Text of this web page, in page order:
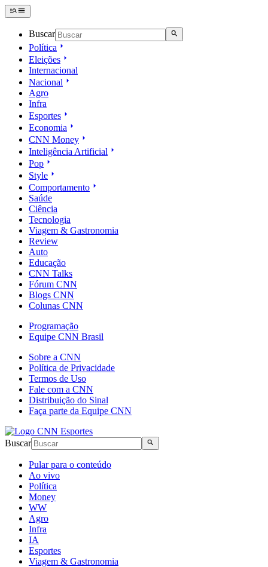
Buscar
Política
Eleições
Internacional
Nacional
Agro
Infra
Esportes
Economia
CNN Money
Inteligência Artificial
Pop
Style
Comportamento
Saúde
Ciência
Tecnologia
Viagem & Gastronomia
Review
Auto
Educação
CNN Talks
Fórum CNN
Blogs CNN
Colunas CNN
Programação
Equipe CNN Brasil
Sobre a CNN
Política de Privacidade
Termos de Uso
Fale com a CNN
Distribuição do Sinal
Faça parte da Equipe CNN
Buscar
Pular para o conteúdo
Ao vivo
Política
Money
WW
Agro
Infra
IA
Esportes
Viagem & Gastronomia